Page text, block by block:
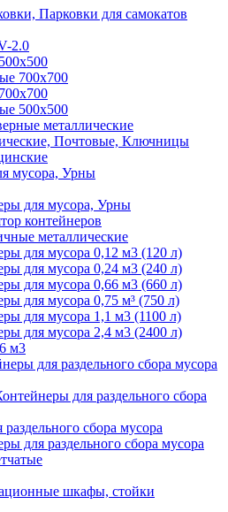
Парковки для самокатов
2.0
700х700
500х500
металлические
Почтовые, Ключницы
мусора, Урны
для мусора, Урны
контейнеров
металлические
для мусора 0,12 м3 (120 л)
для мусора 0,24 м3 (240 л)
для мусора 0,66 м3 (660 л)
для мусора 0,75 м³ (750 л)
для мусора 1,1 м3 (1100 л)
для мусора 2,4 м3 (2400 л)
м3
для раздельного сбора мусора
для раздельного сбора
сбора мусора
для раздельного сбора мусора
шкафы, стойки